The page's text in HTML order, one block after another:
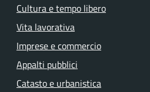
Cultura e tempo libero
Vita lavorativa
Imprese e commercio
Appalti pubblici
Catasto e urbanistica